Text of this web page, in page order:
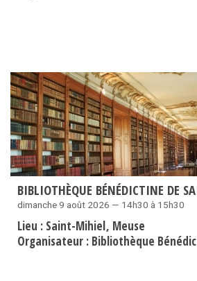
BIBLIOTHÈQUE BÉNÉDICTINE DE
dimanche 9 août 2026 — 14h30 à 15h30
Lieu : Saint-Mihiel Meuse
Organisateur : Bibliothèque